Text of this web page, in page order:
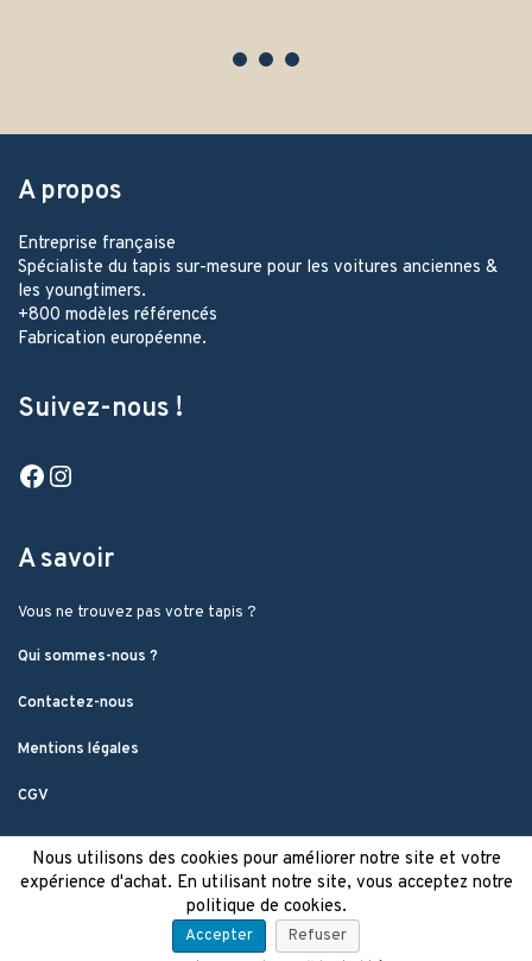
A propos
Entreprise française
Spécialiste du tapis sur-mesure pour les voitures anciennes &
les youngtimers.
+800 modèles référencés
Fabrication européenne.
Suivez-nous !
Facebook
A savoir
Vous ne trouvez pas votre tapis ?
Qui sommes-nous ?
Contactez-nous
Mentions légales
CGV
Nous utilisons des cookies pour améliorer notre site et votre
expérience d'achat. En utilisant notre site, vous acceptez notre
politique de cookies.
Accepter
Refuser